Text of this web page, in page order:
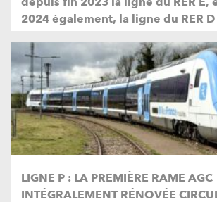
2024 également, la ligne du RER D
LIGNE P : LA PREMIÈRE RAME AGC
INTÉGRALEMENT RÉNOVÉE